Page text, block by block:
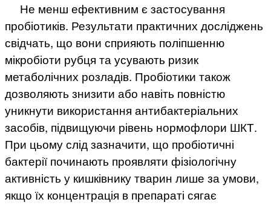
Не менш ефективним є застосування
пробіотиків. Результати практичних досліджень
свідчать, що вони сприяють поліпшенню
мікробіоти рубця та усувають ризик
метаболічних розладів. Пробіотики також
дозволяють знизити або навіть повністю
уникнути використання антибактеріальних
засобів, підвищуючи рівень нормофлори ШКТ.
При цьому слід зазначити, що пробіотичні
бактерії починають проявляти фізіологічну
активність у кишківнику тварин лише за умови,
якщо їх концентрація в препараті сягає